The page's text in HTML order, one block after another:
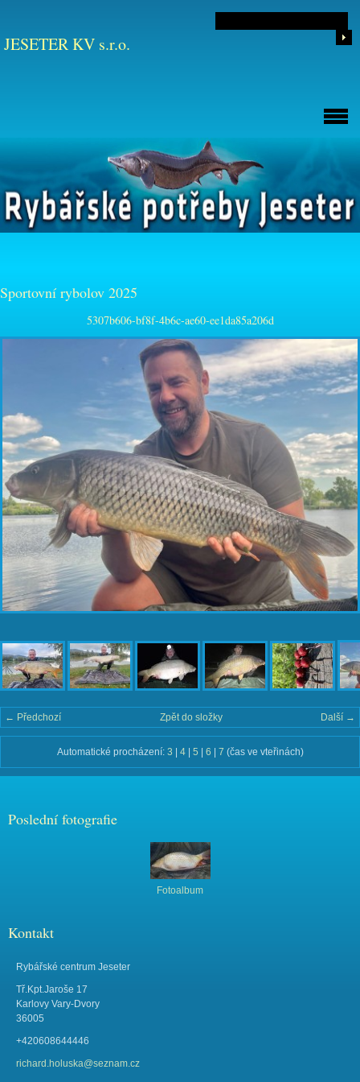
JESETER KV s.r.o.
Sportovní rybolov 2025
5307b606-bf8f-4b6c-ae60-ee1da85a206d
← Předchozí Další →
Zpět do složky
Automatické procházení: 3 4| 5 6 7 (čas ve vteřinách)
Poslední fotografie
Fotoalbum
Kontakt
Rybářské centrum Jeseter
Tř.Kpt.Jaroše 17
Karlovy Vary-Dvory
36005
+420608644446
richard.holuska@seznam.cz